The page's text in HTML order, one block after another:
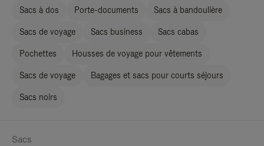
Sacs à dos Porte-documents Sacs à bandoulière
Sacs de voyage Sacs business Sacs cabas
Pochettes Housses de voyage pour vêtements
Sacs de voyage Bagages et sacs pour courts séjours
Sacs noirs
Sacs